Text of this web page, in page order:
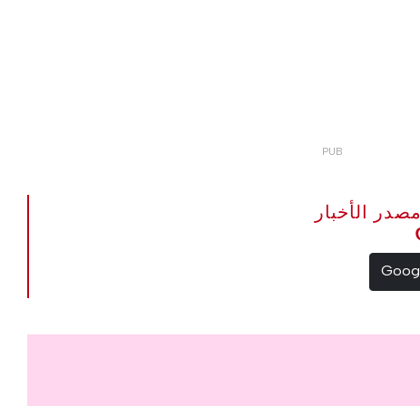
اجعل The Portugal News مصدر الأخبار